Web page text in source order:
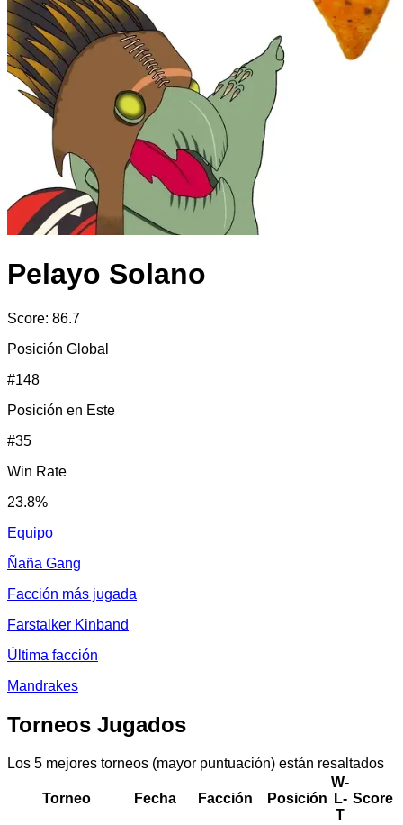
Pelayo Solano
Score: 86.7
Posición Global
#148
Posición en Este
#35
Win Rate
23.8%
Equipo
Ñaña Gang
Facción más jugada
Farstalker Kinband
Última facción
Mandrakes
Torneos Jugados
Los 5 mejores torneos (mayor puntuación) están resaltados
Torneo Fecha Facción Posición
W-
L-
T
Score